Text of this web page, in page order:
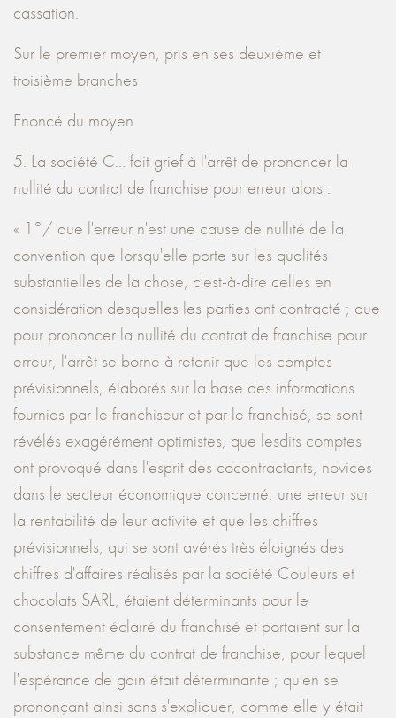
cassation.
Sur le premier moyen, pris en ses deuxième et
troisième branches
Enoncé du moyen
5. La société C... fait grief à l'arrêt de prononcer la
nullité du contrat de franchise pour erreur alors :
« 1°/ que l'erreur n'est une cause de nullité de la
convention que lorsqu'elle porte sur les qualités
substantielles de la chose, c'est-à-dire celles en
considération desquelles les parties ont contracté ; que
pour prononcer la nullité du contrat de franchise pour
erreur, l'arrêt se borne à retenir que les comptes
prévisionnels, élaborés sur la base des informations
fournies par le franchiseur et par le franchisé, se sont
révélés exagérément optimistes, que lesdits comptes
ont provoqué dans l'esprit des cocontractants, novices
dans le secteur économique concerné, une erreur sur
la rentabilité de leur activité et que les chiffres
prévisionnels, qui se sont avérés très éloignés des
chiffres d'affaires réalisés par la société Couleurs et
chocolats SARL, étaient déterminants pour le
consentement éclairé du franchisé et portaient sur la
substance même du contrat de franchise, pour lequel
l'espérance de gain était déterminante ; qu'en se
prononçant ainsi sans s'expliquer, comme elle y était